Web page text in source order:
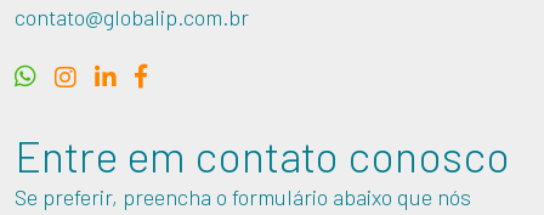
contato@globalip.com.br
Entre em contato conosco
Se preferir, preencha o formulário abaixo que nós